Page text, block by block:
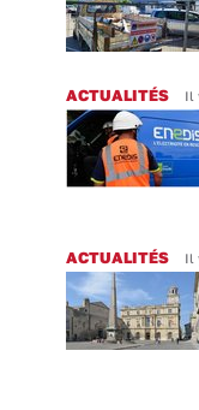
ACTUALITÉS Il
ACTUALITÉS Il